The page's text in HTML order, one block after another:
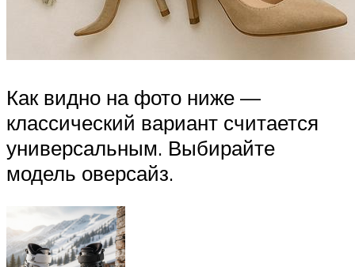
Как видно на фото ниже —
классический вариант считается
универсальным. Выбирайте
модель оверсайз.